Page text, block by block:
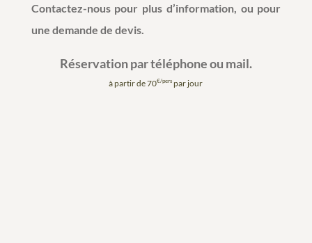
Contactez-nous pour plus d’information, ou pour
une demande de devis.
Réservation par téléphone ou mail.
à partir de 70€/pers par jour